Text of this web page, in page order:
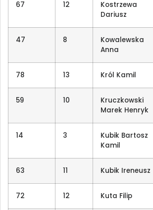
67 12
Kostrzewa
Dariusz
47 8
Kowalewska
Anna
78 13 Król Kamil
59 10
Kruczkowski
Marek Henryk
14 3
Kubik Bartosz
Kamil
63 11 Kubik Ireneusz
72 12 Kuta Filip